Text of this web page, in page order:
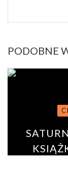
PODOBNE